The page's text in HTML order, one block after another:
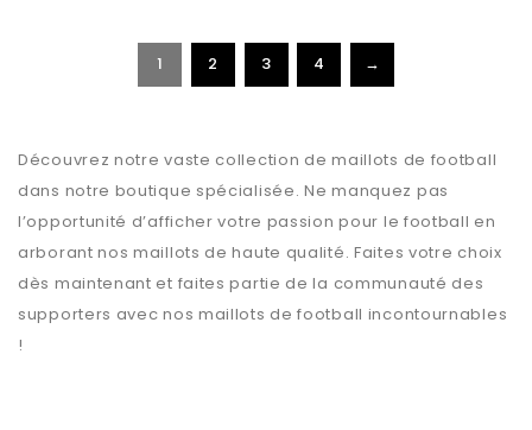
1 2 3 4 →
Découvrez notre vaste collection de maillots de football
dans notre boutique spécialisée. Ne manquez pas
l’opportunité d’afficher votre passion pour le football en
arborant nos maillots de haute qualité. Faites votre choix
dès maintenant et faites partie de la communauté des
supporters avec nos maillots de football incontournables
!